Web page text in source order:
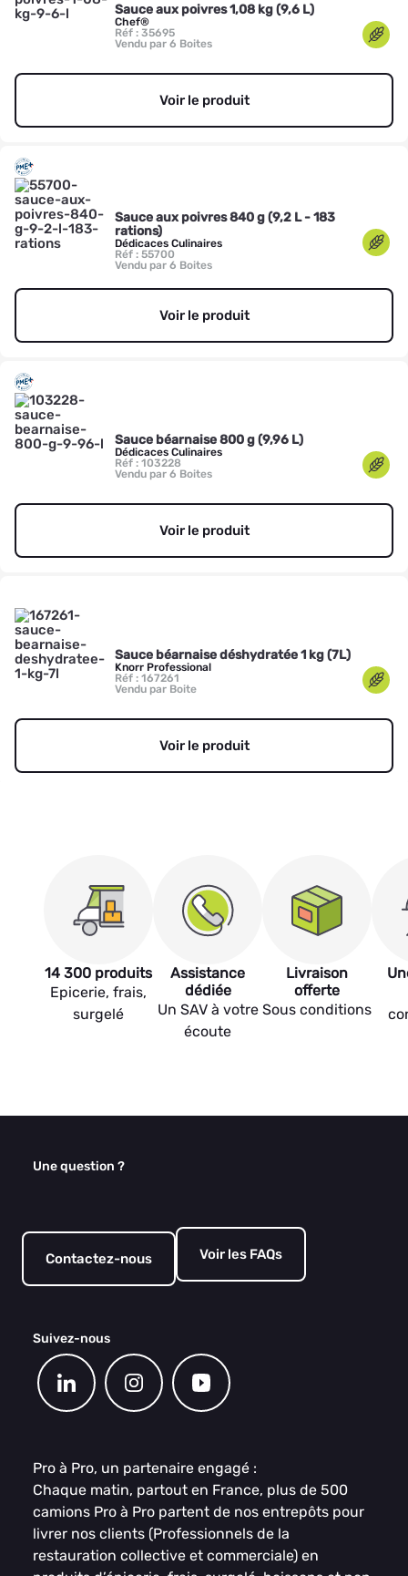
Sauce aux poivres 1,08 kg (9,6 L)
Chef®
Réf : 35695
Vendu par 6 Boites
Voir le produit
Sauce aux poivres 840 g (9,2 L - 183
rations)
Dédicaces Culinaires
Réf : 55700
Vendu par 6 Boites
Voir le produit
Sauce béarnaise 800 g (9,96 L)
Dédicaces Culinaires
Réf : 103228
Vendu par 6 Boites
Voir le produit
Sauce béarnaise déshydratée 1 kg (7L)
Knorr Professional
Réf : 167261
Vendu par Boite
Voir le produit
14 300 produits
Epicerie, frais,
surgelé
Assistance
dédiée
Un SAV à votre
écoute
Livraison
offerte
Sous conditions
Une question ?
Contactez-nous Voir les FAQs
Suivez-nous
Pro à Pro, un partenaire engagé :
Chaque matin, partout en France, plus de 500
camions Pro à Pro partent de nos entrepôts pour
livrer nos clients (Professionnels de la
restauration collective et commerciale) en